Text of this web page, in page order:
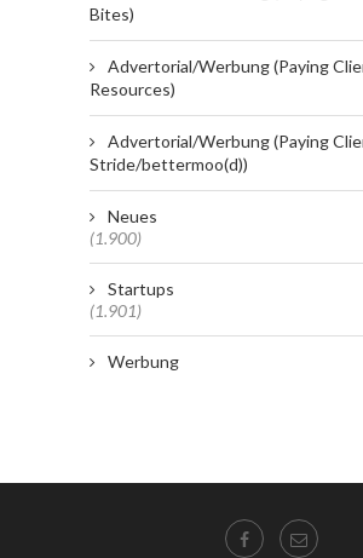
Bites)
Advertorial/Werbung (Paying
Resources)
Advertorial/Werbung (Paying
Stride/bettermoo(d))
Neues
(1.900)
Startups
(1.901)
Werbung